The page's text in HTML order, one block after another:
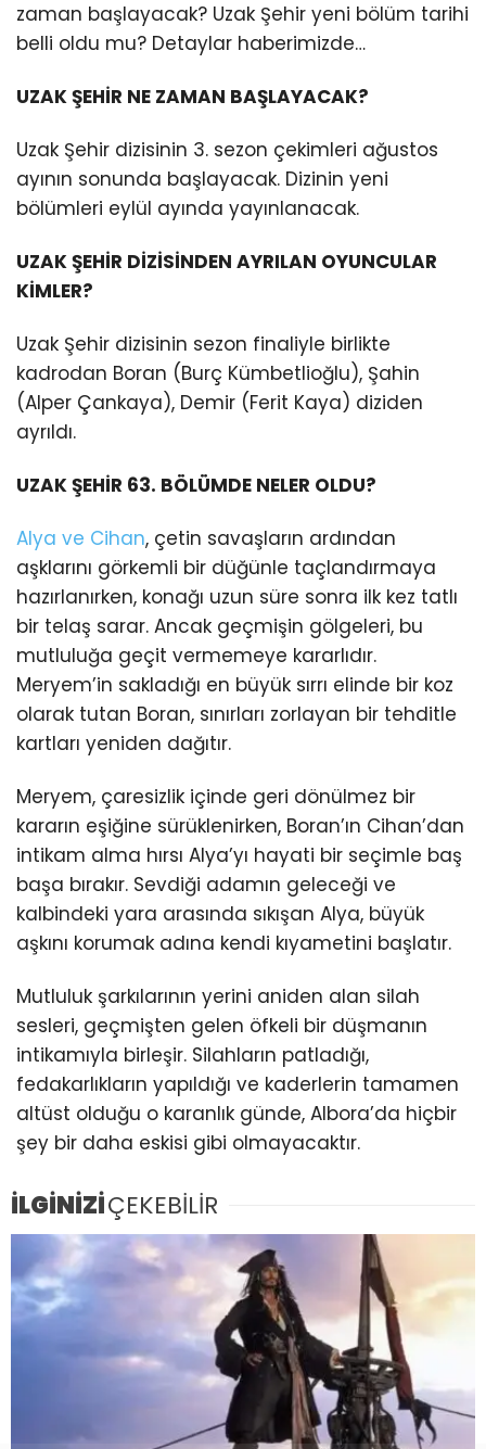
zaman başlayacak? Uzak Şehir yeni bölüm tarihi
belli oldu mu? Detaylar haberimizde…
UZAK ŞEHİR NE ZAMAN BAŞLAYACAK?
Uzak Şehir dizisinin 3. sezon çekimleri ağustos
ayının sonunda başlayacak. Dizinin yeni
bölümleri eylül ayında yayınlanacak.
UZAK ŞEHİR DİZİSİNDEN AYRILAN OYUNCULAR
KİMLER?
Uzak Şehir dizisinin sezon finaliyle birlikte
kadrodan Boran (Burç Kümbetlioğlu), Şahin
(Alper Çankaya), Demir (Ferit Kaya) diziden
ayrıldı.
UZAK ŞEHİR 63. BÖLÜMDE NELER OLDU?
Alya ve Cihan, çetin savaşların ardından
aşklarını görkemli bir düğünle taçlandırmaya
hazırlanırken, konağı uzun süre sonra ilk kez tatlı
bir telaş sarar. Ancak geçmişin gölgeleri, bu
mutluluğa geçit vermemeye kararlıdır.
Meryem’in sakladığı en büyük sırrı elinde bir koz
olarak tutan Boran, sınırları zorlayan bir tehditle
kartları yeniden dağıtır.
Meryem, çaresizlik içinde geri dönülmez bir
kararın eşiğine sürüklenirken, Boran’ın Cihan’dan
intikam alma hırsı Alya’yı hayati bir seçimle baş
başa bırakır. Sevdiği adamın geleceği ve
kalbindeki yara arasında sıkışan Alya, büyük
aşkını korumak adına kendi kıyametini başlatır.
Mutluluk şarkılarının yerini aniden alan silah
sesleri, geçmişten gelen öfkeli bir düşmanın
intikamıyla birleşir. Silahların patladığı,
fedakarlıkların yapıldığı ve kaderlerin tamamen
altüst olduğu o karanlık günde, Albora’da hiçbir
şey bir daha eskisi gibi olmayacaktır.
İLGİNİZİÇEKEBİLİR